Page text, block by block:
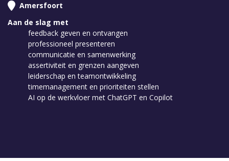
Amersfoort
Aan de slag met
feedback geven en ontvangen
professioneel presenteren
communicatie en samenwerking
assertiviteit en grenzen aangeven
leiderschap en teamontwikkeling
timemanagement en prioriteiten stellen
AI op de werkvloer met ChatGPT en Copilot